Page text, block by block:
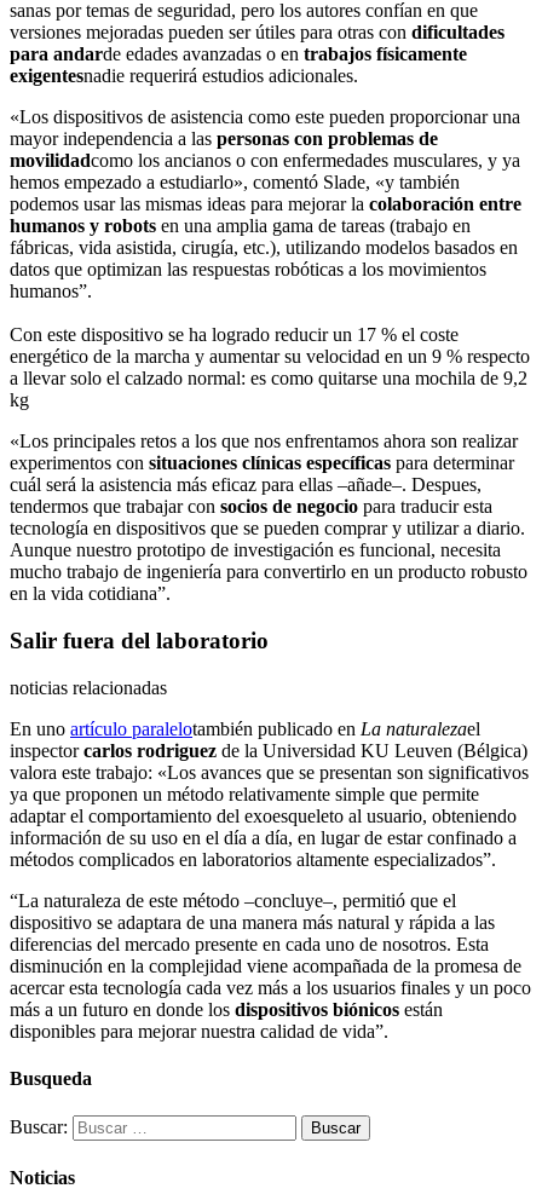
sanas por temas de seguridad, pero los autores confían en que
versiones mejoradas pueden ser útiles para otras con dificultades
para andarde edades avanzadas o en trabajos físicamente
exigentesnadie requerirá estudios adicionales.
«Los dispositivos de asistencia como este pueden proporcionar una
mayor independencia a las personas con problemas de
movilidadcomo los ancianos o con enfermedades musculares, y ya
hemos empezado a estudiarlo», comentó Slade, «y también
podemos usar las mismas ideas para mejorar la colaboración entre
humanos y robots en una amplia gama de tareas (trabajo en
fábricas, vida asistida, cirugía, etc.), utilizando modelos basados ​​en
datos que optimizan las respuestas robóticas a los movimientos
humanos”.
Con este dispositivo se ha logrado reducir un 17 % el coste
energético de la marcha y aumentar su velocidad en un 9 % respecto
a llevar solo el calzado normal: es como quitarse una mochila de 9,2
kg
«Los principales retos a los que nos enfrentamos ahora son realizar
experimentos con situaciones clínicas específicas para determinar
cuál será la asistencia más eficaz para ellas –añade–. Despues,
tendermos que trabajar con socios de negocio para traducir esta
tecnología en dispositivos que se pueden comprar y utilizar a diario.
Aunque nuestro prototipo de investigación es funcional, necesita
mucho trabajo de ingeniería para convertirlo en un producto robusto
en la vida cotidiana”.
Salir fuera del laboratorio
noticias relacionadas
En uno artículo paralelotambién publicado en La naturalezael
inspectorcarlos rodriguez de la Universidad KU Leuven (Bélgica)
valora este trabajo: «Los avances que se presentan son significativos
ya que proponen un método relativamente simple que permite
adaptar el comportamiento del exoesqueleto al usuario, obteniendo
información de su uso en el día a día, en lugar de estar confinado a
métodos complicados en laboratorios altamente especializados”.
“La naturaleza de este método –concluye–, permitió que el
dispositivo se adaptara de una manera más natural y rápida a las
diferencias del mercado presente en cada uno de nosotros. Esta
disminución en la complejidad viene acompañada de la promesa de
acercar esta tecnología cada vez más a los usuarios finales y un poco
más a un futuro en donde los dispositivos biónicos están
disponibles para mejorar nuestra calidad de vida”.
Busqueda
Buscar:
Noticias